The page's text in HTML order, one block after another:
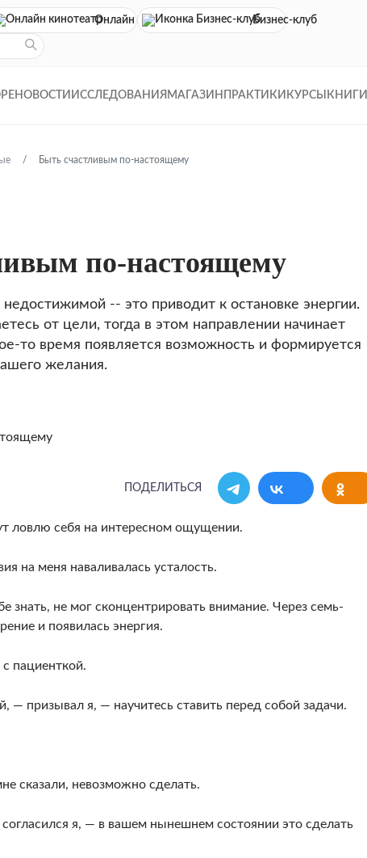
Онлайн кинотеатр
Бизнес-клуб
НОВОСТИ ИССЛЕДОВАНИЯ МАГАЗИН ПРАКТИКИ КУРСЫ КНИГИ
Быть счастливым по-настоящему
по-настоящему
недостижимой -- это приводит к остановке энергии.
от цели, тогда в этом направлении начинает
то время появляется возможность и формируется
желания.
ПОДЕЛИТЬСЯ
ловлю себя на ин­тересном ощущении.
на меня наваливалась усталость.
знать, не мог сконцентрировать внимание. Через семь-
и появилась энергия.
пациенткой.
— призывал я, — научитесь ставить перед собой задачи.
сказали, невоз­можно сделать.
я, — в вашем нынешнем состоянии это сделать